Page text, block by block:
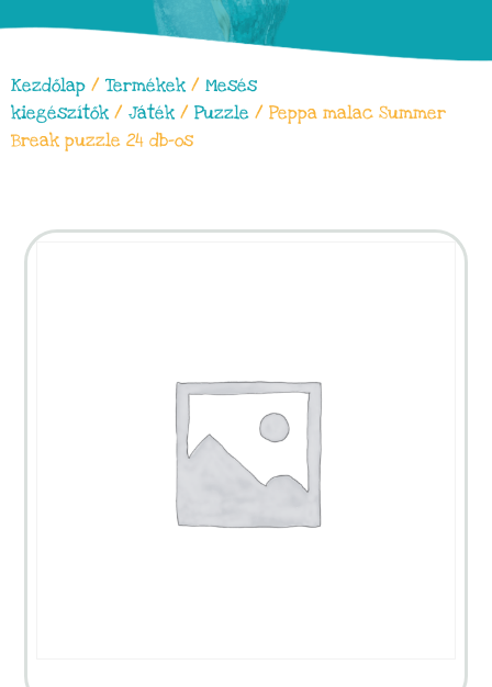
Kezdőlap / Termékek / Mesés
kiegészítők / Játék / Puzzle / Peppa malac Summer
Break puzzle 24 db-os